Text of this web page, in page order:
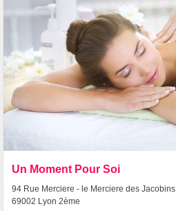
Un Moment Pour Soi
94 Rue Merciere - le Merciere des Jacobins
69002 Lyon 2ème